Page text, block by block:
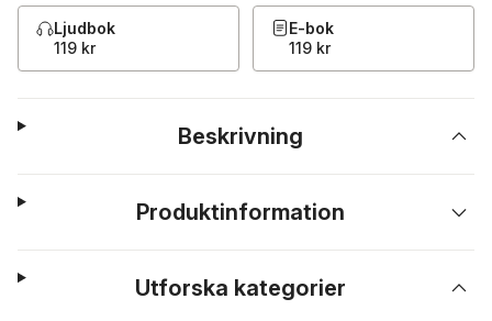
Ljudbok
119 kr
E-bok
119 kr
Beskrivning
Produktinformation
Utforska kategorier